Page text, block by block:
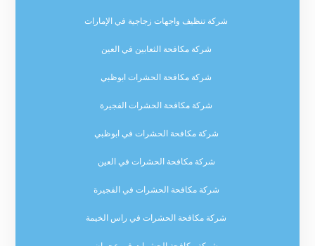
شركة تنظيف واجهات زجاجية في الإمارات
شركة مكافحة الثعابين في العين
شركة مكافحة الحشرات ابوظبي
شركة مكافحة الحشرات الفجيرة
شركة مكافحة الحشرات في ابوظبي
شركة مكافحة الحشرات في العين
شركة مكافحة الحشرات في الفجيرة
شركة مكافحة الحشرات في راس الخيمة